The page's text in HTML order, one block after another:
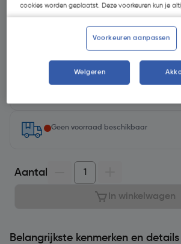
| Excl. btw € 21,81
Geen voorraad beschikbaar
Aantal
In winkelwagen
Belangrijkste kenmerken en details
cookies worden geplaatst. Deze voorkeuren kun je
Voorkeuren aanpassen
Weigeren